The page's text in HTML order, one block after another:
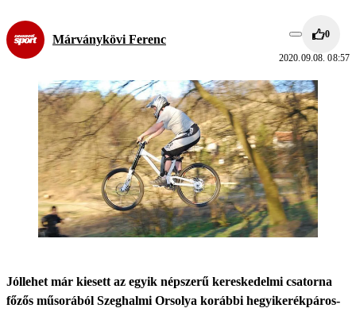
Márványkövi Ferenc 0
2020.09.08. 08:57
Jóllehet már kiesett az egyik népszerű kereskedelmi csatorna
főzős műsorából Szeghalmi Orsolya korábbi hegyikerékpáros-